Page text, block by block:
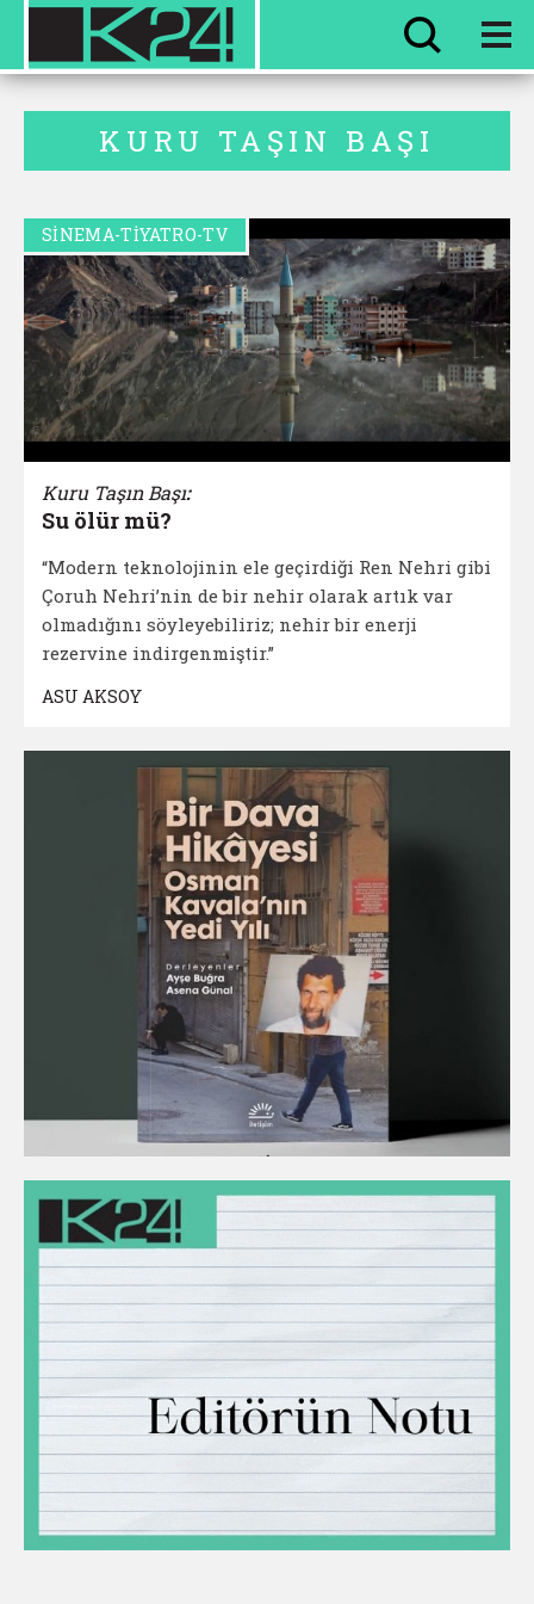
HER ŞEY
EVVEL ZAMAN
KURU TAŞIN BAŞI
SİNEMA-TİYATRO-TV
Kuru Taşın Başı:
Su ölür mü?
“Modern teknolojinin ele geçirdiği Ren Nehri gibi
Çoruh Nehri’nin de bir nehir olarak artık var
olmadığını söyleyebiliriz; nehir bir enerji
rezervine indirgenmiştir.”
ASU AKSOY